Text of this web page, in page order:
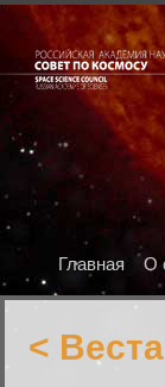
Главная О
<